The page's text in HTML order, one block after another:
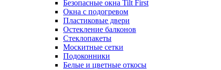
Безопасные окна Tilt First
Окна с подогревом
Пластиковые двери
Остекление балконов
Стеклопакеты
Москитные сетки
Подоконники
Белые и цветные откосы